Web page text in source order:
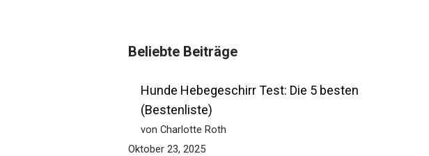
Beliebte Beiträge
Hunde Hebegeschirr Test: Die 5 besten
(Bestenliste)
von Charlotte Roth
Oktober 23, 2025